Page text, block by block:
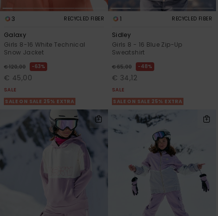
3 RECYCLED FIBER
Galaxy
Girls 8-16 White Technical
Snow Jacket
€ 120,00 63%
€ 45,00
SALE
SALE ON SALE 25% EXTRA
1 RECYCLED FIBER
Sidley
Girls 8 - 16 Blue Zip-Up
Sweatshirt
€ 65,00 48%
€ 34,12
SALE
SALE ON SALE 25% EXTRA